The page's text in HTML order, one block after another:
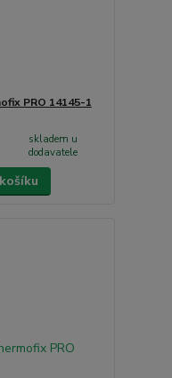
PRO 14145-1
skladem u
dodavatele